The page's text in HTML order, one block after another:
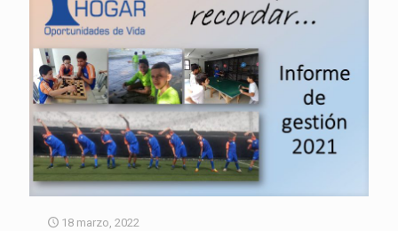
18 marzo, 2022